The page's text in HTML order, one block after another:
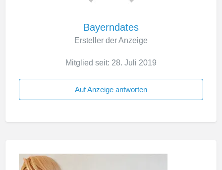
Bayerndates
Ersteller der Anzeige
Mitglied seit: 28. Juli 2019
Auf Anzeige antworten